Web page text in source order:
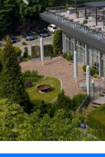
Zurück